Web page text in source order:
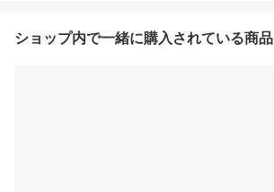
ショップ内で一緒に購入されている商品